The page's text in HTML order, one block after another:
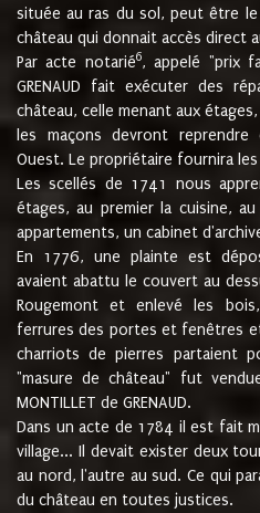
située au ras du sol, peut être
château qui donnait accès direct
Par acte notarié6, appelé "prix
GRENAUD fait exécuter des
château, celle menant aux étages,
les maçons devront
Ouest. Le propriétaire fournira les
Les scellés de 1741 nous
étages, au premier la cuisine,
appartements, un cabinet
En 1776, une plainte est
avaient abattu le couvert au
Rougemont et enlevé les
ferrures des portes et fenêtres
charriots de pierres partaient
"masure de château" fut
MONTILLET de GRENAUD.
Dans un acte de 1784 il est fait
village... Il devait exister deux
au nord, l'autre au sud. Ce qui
du château en toutes justices.